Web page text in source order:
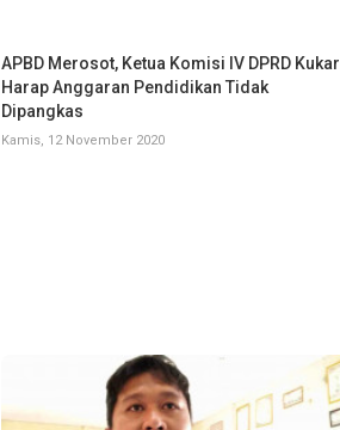
APBD Merosot, Ketua Komisi IV DPRD Kukar
Harap Anggaran Pendidikan Tidak
Dipangkas
Kamis, 12 November 2020